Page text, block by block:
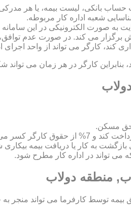
بانکی، لیست بیمه، یا هر
شعبه اداره کار مربوطه.
برگزار می کند. در صورت عدم
کند، کارگر می تواند از واحد
کارگر در هر زمان می تواند
حق مسکن.
می تواند در اداره کار مطرح شود.
منطقه دولاب
توسط کارفرما می تواند منجر به